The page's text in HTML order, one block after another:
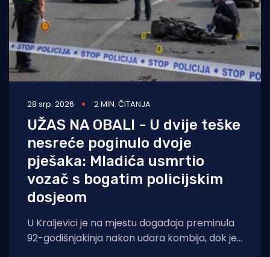
28 srp. 2026 2 MIN. ČITANJA
UŽAS NA OBALI - U dvije teške
nesreće poginulo dvoje
pješaka: Mladića usmrtio
vozač s bogatim policijskim
dosjeom
U Kraljevici je na mjestu događaja preminula
92-godišnjakinja nakon udara kombija, dok je